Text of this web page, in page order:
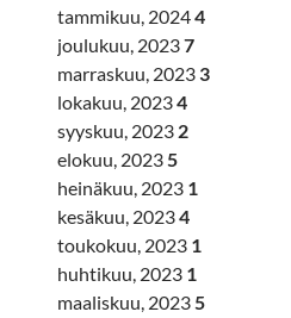
tammikuu, 20244
joulukuu, 20237
marraskuu, 2023 3
lokakuu, 20234
syyskuu, 2023 2
elokuu, 20235
heinäkuu, 2023 1
kesäkuu, 20234
toukokuu, 2023 1
huhtikuu, 2023 1
maaliskuu, 20235